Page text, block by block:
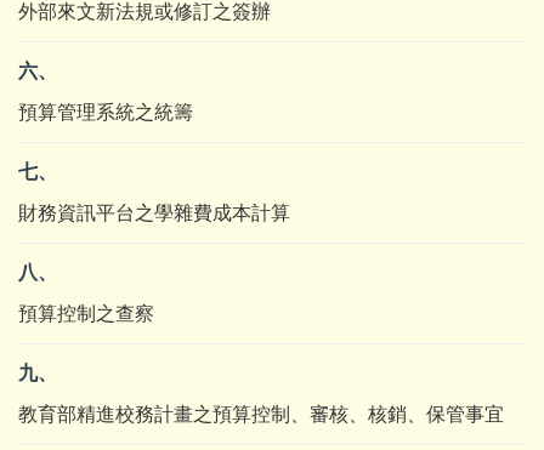
外部來文新法規或修訂之簽辦
六、
預算管理系統之統籌
七、
財務資訊平台之學雜費成本計算
八、
預算控制之查察
九、
教育部精進校務計畫之預算控制、審核、核銷、保管事宜